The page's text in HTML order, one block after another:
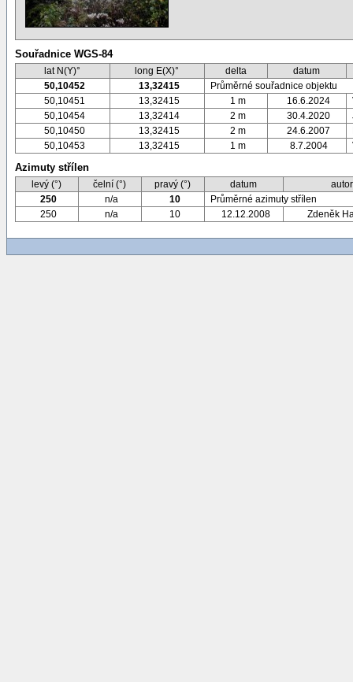
Souřadnice WGS-84
lat N(Y)° long E(X)° delta
datum
50,10452
13,32415
Průměrné souřadnice objektu
50,10451
13,32415 1 m 16.6.2024
50,10454
13,32414 2 m 30.4.2020
50,10450
13,32415 2 m 24.6.2007
50,10453
13,32415 1 m 8.7.2004
Azimuty střílen
levý (°) čelní (°) pravý (°) datum
autor
250
n/a 10
Průměrné azimuty střílen
250
n/a 10 12.12.2008 Zdeněk